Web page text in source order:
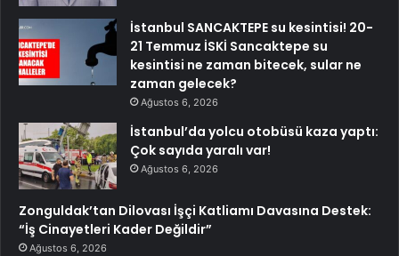
İstanbul SANCAKTEPE su kesintisi! 20-
21 Temmuz İSKİ Sancaktepe su
kesintisi ne zaman bitecek, sular ne
zaman gelecek?
Ağustos 6, 2026
İstanbul’da yolcu otobüsü kaza yaptı:
Çok sayıda yaralı var!
Ağustos 6, 2026
Zonguldak’tan Dilovası İşçi Katliamı Davasına Destek:
“İş Cinayetleri Kader Değildir”
Ağustos 6, 2026